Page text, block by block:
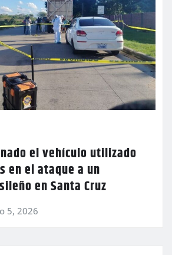
el vehículo utilizado
en el ataque a un
en Santa Cruz
5, 2026